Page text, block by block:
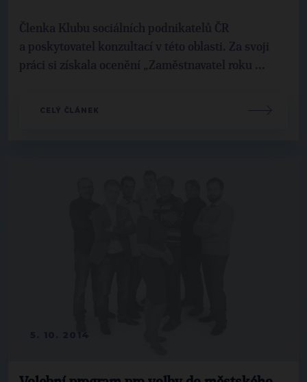
Členka Klubu sociálních podnikatelů ČR
a poskytovatel konzultací v této oblasti. Za svoji
práci si získala ocenění „Zaměstnavatel roku ...
CELÝ ČLÁNEK